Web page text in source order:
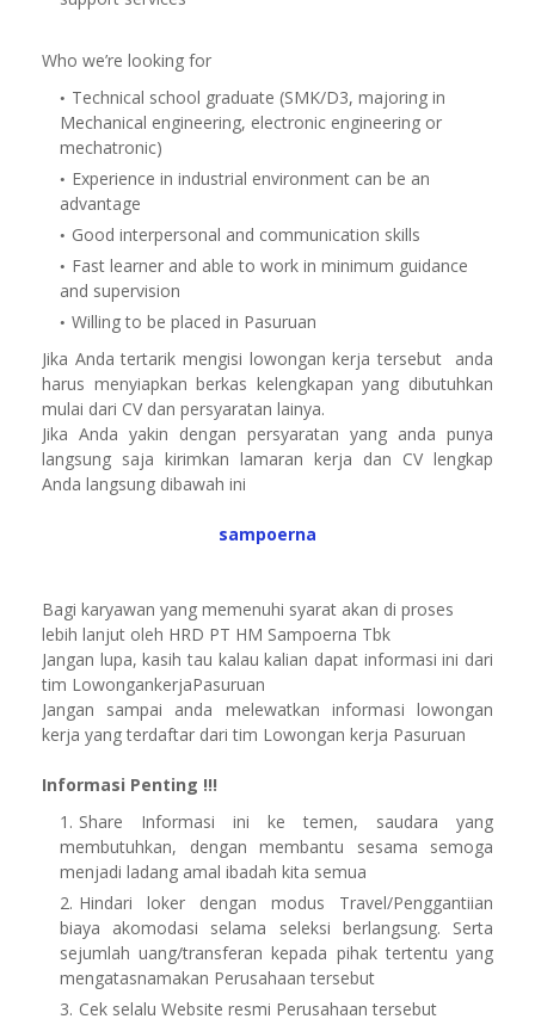
Who we’re looking for
Technical school graduate (SMK/D3, majoring in
Mechanical engineering, electronic engineering or
mechatronic)
Experience in industrial environment can be an
advantage
Good interpersonal and communication skills
Fast learner and able to work in minimum guidance
and supervision
Willing to be placed in Pasuruan
Jika Anda tertarik mengisi lowongan kerja tersebut anda
harus menyiapkan berkas kelengkapan yang dibutuhkan
mulai dari CV dan persyaratan lainya.
Jika Anda yakin dengan persyaratan yang anda punya
langsung saja kirimkan lamaran kerja dan CV lengkap
Anda langsung dibawah ini
sampoerna
Bagi karyawan yang memenuhi syarat akan di proses
lebih lanjut oleh HRD PT HM Sampoerna Tbk
Jangan lupa, kasih tau kalau kalian dapat informasi ini dari
tim LowongankerjaPasuruan
Jangan sampai anda melewatkan informasi lowongan
kerja yang terdaftar dari tim Lowongan kerja Pasuruan
Informasi Penting !!!
Share Informasi ini ke temen, saudara yang
membutuhkan, dengan membantu sesama semoga
menjadi ladang amal ibadah kita semua
Hindari loker dengan modus Travel/Penggantiian
biaya akomodasi selama seleksi berlangsung. Serta
sejumlah uang/transferan kepada pihak tertentu yang
mengatasnamakan Perusahaan tersebut
Cek selalu Website resmi Perusahaan tersebut